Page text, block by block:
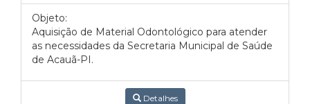
Objeto:
Aquisição de Material Odontológico para atender
as necessidades da Secretaria Municipal de Saúde
de Acauã-PI.
Detalhes